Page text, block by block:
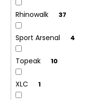
Rhinowalk 37
Sport Arsenal 4
Topeak 10
XLC 1